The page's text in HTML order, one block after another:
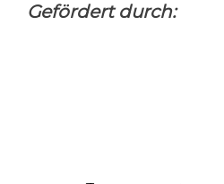
Gefördert durch: